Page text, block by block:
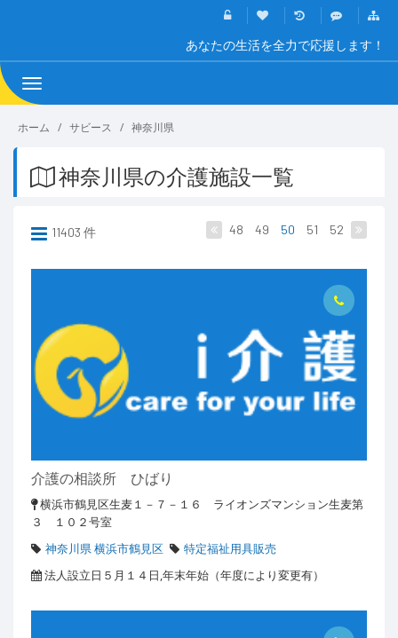
あなたの生活を全力で応援します！
Toggle
navigation
ホーム サビース 神奈川県
神奈川県の介護施設一覧
11403 件 48 49 50 51 52
介護の相談所 ひばり
横浜市鶴見区生麦１－７－１６ ライオンズマンション生麦第
３ １０２号室
神奈川県 横浜市鶴見区
特定福祉用具販売
法人設立日５月１４日,年末年始（年度により変更有）